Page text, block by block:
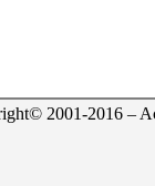
2001-2016 –